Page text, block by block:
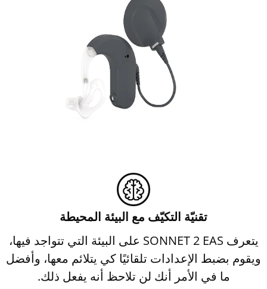
تقنيّة التكيّف مع البيئة المحيطة
يتعرف SONNET 2 EAS على البيئة التي تتواجد فيها،
ويقوم بضبط الإعدادات تلقائيًا كي يتلائم معها، وأفضل
ما في الأمر أنك لن تلاحظ أنه يفعل ذلك.